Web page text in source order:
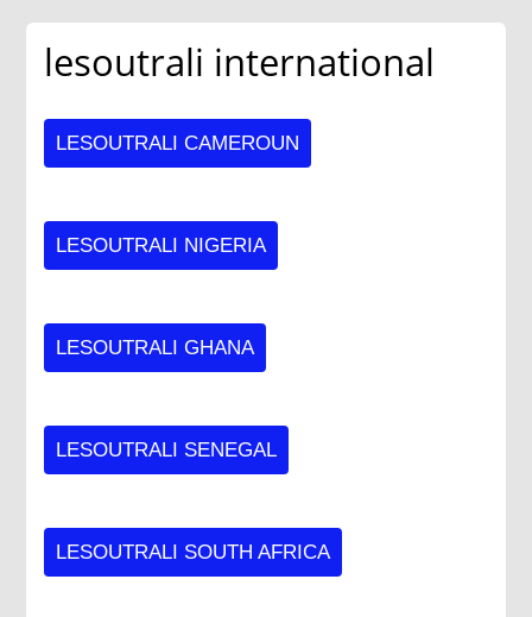
lesoutrali international
LESOUTRALI CAMEROUN
LESOUTRALI NIGERIA
LESOUTRALI GHANA
LESOUTRALI SENEGAL
LESOUTRALI SOUTH AFRICA